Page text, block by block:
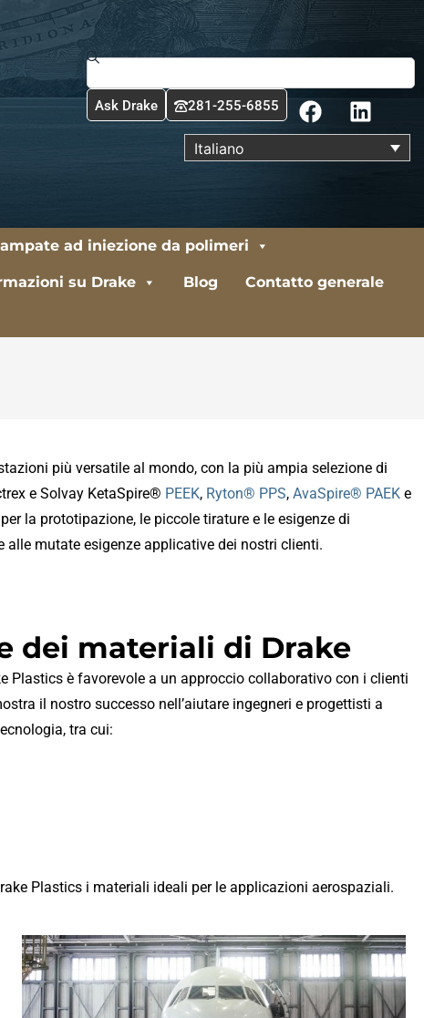
Cerca
Ask Drake 281-255-6855
F
a
c
e
o
L
i
n
k
i
Italiano
ad iniezione da polimeri
su Drake Blog Contatto generale
più versatile al mondo, con la più ampia selezione di
e Solvay KetaSpire® PEEK, Ryton® PPS, AvaSpire® PAEK e
la prototipazione, le piccole tirature e le esigenze di
mutate esigenze applicative dei nostri clienti.
dei materiali di Drake
Plastics è favorevole a un approccio collaborativo con i clienti
il nostro successo nell’aiutare ingegneri e progettisti a
tra cui:
Plastics i materiali ideali per le applicazioni aerospaziali.